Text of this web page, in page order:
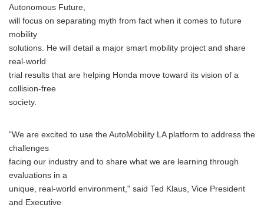
Autonomous Future,
will focus on separating myth from fact when it comes to future
mobility
solutions. He will detail a major smart mobility project and share
real-world
trial results that are helping Honda move toward its vision of a
collision-free
society.
"We are excited to use the AutoMobility LA platform to address the
challenges
facing our industry and to share what we are learning through
evaluations in a
unique, real-world environment," said Ted Klaus, Vice President
and Executive